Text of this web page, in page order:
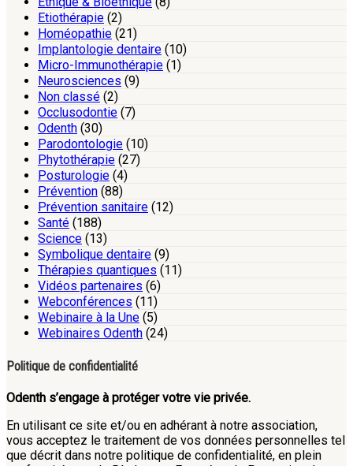
Etiothérapie (2)
Homéopathie (21)
Implantologie dentaire (10)
Micro-Immunothérapie (1)
Neurosciences (9)
Non classé (2)
Occlusodontie (7)
Odenth (30)
Parodontologie (10)
Phytothérapie (27)
Posturologie (4)
Prévention (88)
Prévention sanitaire (12)
Santé (188)
Science (13)
Symbolique dentaire (9)
Thérapies quantiques (11)
Vidéos partenaires (6)
Webconférences (11)
Webinaire à la Une (5)
Webinaires Odenth (24)
Politique de confidentialité
Odenth s’engage à protéger votre vie privée.
En utilisant ce site et/ou en adhérant à notre association,
vous acceptez le traitement de vos données personnelles tel
que décrit dans notre politique de confidentialité, en plein